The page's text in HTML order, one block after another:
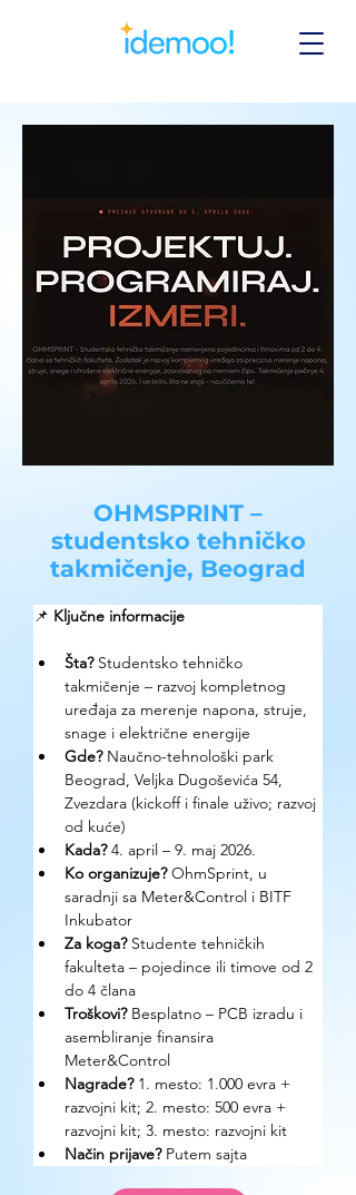
OHMSPRINT –
studentsko tehničko
takmičenje, Beograd
📌 Ključne informacije
Šta? Studentsko tehničko
takmičenje – razvoj kompletnog
uređaja za merenje napona, struje,
snage i električne energije
Gde? Naučno-tehnološki park
Beograd, Veljka Dugoševića 54,
Zvezdara (kickoff i finale uživo; razvoj
od kuće)
Kada? 4. april – 9. maj 2026.
Ko organizuje? OhmSprint, u
saradnji sa Meter&Control i BITF
Inkubator
Za koga? Studente tehničkih
fakulteta – pojedince ili timove od 2
do 4 člana
Troškovi? Besplatno – PCB izradu i
asembliranje finansira
Meter&Control
Nagrade? 1. mesto: 1.000 evra +
razvojni kit; 2. mesto: 500 evra +
razvojni kit; 3. mesto: razvojni kit
Način prijave? Putem sajta